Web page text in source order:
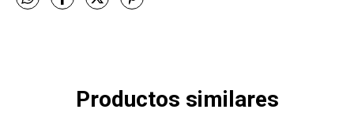
Productos similares